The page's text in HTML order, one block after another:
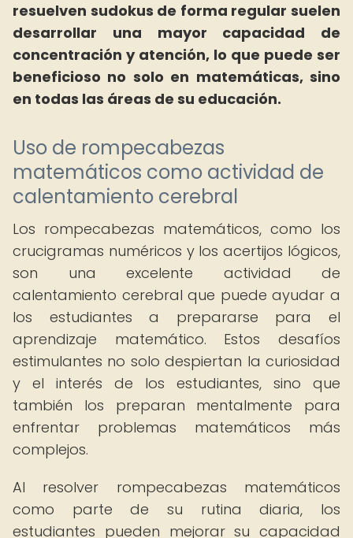
resuelven sudokus de forma regular suelen
desarrollar una mayor capacidad de
concentración y atención, lo que puede ser
beneficioso no solo en matemáticas, sino
en todas las áreas de su educación.
Uso de rompecabezas
matemáticos como actividad de
calentamiento cerebral
Los rompecabezas matemáticos, como los
crucigramas numéricos y los acertijos lógicos,
son una excelente actividad de
calentamiento cerebral que puede ayudar a
los estudiantes a prepararse para el
aprendizaje matemático. Estos desafíos
estimulantes no solo despiertan la curiosidad
y el interés de los estudiantes, sino que
también los preparan mentalmente para
enfrentar problemas matemáticos más
complejos.
Al resolver rompecabezas matemáticos
como parte de su rutina diaria, los
estudiantes pueden mejorar su capacidad